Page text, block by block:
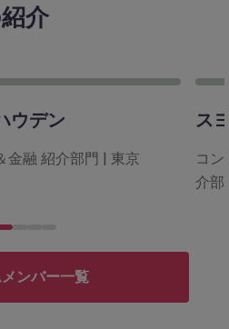
介
ウデン
金融 紹介部門 | 東京
ス
コ
介
ンバー一覧